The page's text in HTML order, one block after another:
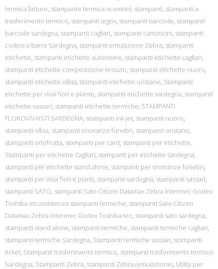
termica fatture, stampante termica scontrini, stampanti, stampanti a
trasferimento termico, stampanti argox, stampanti barcode, stampanti
barcode sardegna, stampanti cagliari, stampanti cartoncini, stampanti
codice a barre Sardegna, stampanti emulazione Zebra, stampanti
etichette, stampanti etichette autonome, stampanti etichette cagliari,
stampanti etichette composizione tessuto, stampanti etichette nuoro,
stampanti etichette olbia, stampanti etichette oristano, Stampanti
etichette per vivai fiori e piante, stampanti etichette sardegna, stampanti
etichette sassari, stampanti etichette termiche, STAMPANTI
FLOROVIVAISTI SARDEGNA, stampanti ink jet, stampanti nuoro,
stampanti olbia, stampanti onoranze funebri, stampanti oristano,
stampanti ortofrutta, stampanti per card, stampanti per etichette,
Stampanti per etichette Cagliari, stampanti per etichette sardegna,
stampanti per etichette stand alone, stampanti per onoranze funebri,
stampanti per vivai fiori e pianti, stampanti sardegna, stampanti sassari,
stampanti SATO, stampanti Sato Citizen Datamax Zebra Intermec Godex
Toshiba etcassistenza stampanti termiche, stampanti Sato Citizen
Datamax Zebra Intermec Godex Toshiba tec, stampanti sato sardegna,
stampanti stand alone, stampanti termiche, stampanti termiche cagliari,
stampanti termiche Sardegna, Stampanti termiche sassari, stampanti
ticket, Stampanti trasferimento termico, stampanti trasferimento termico
Sardegna, Stampanti Zebra, stampanti Zebra (emulazione), Utility per